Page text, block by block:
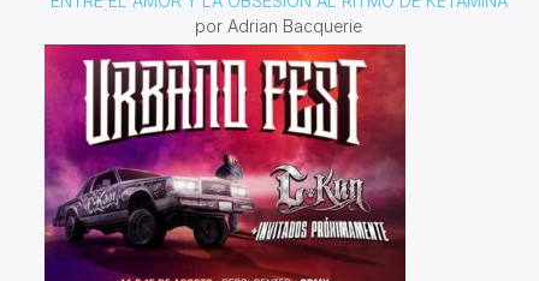
por Adrian Bacquerie